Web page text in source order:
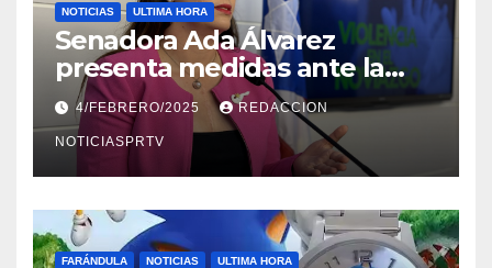
NOTICIAS ULTIMA HORA
Senadora Ada Álvarez
presenta medidas ante la
violencia en el noviazgo
4/FEBRERO/2025 REDACCION
NOTICIASPRTV
FARÁNDULA NOTICIAS ULTIMA HORA